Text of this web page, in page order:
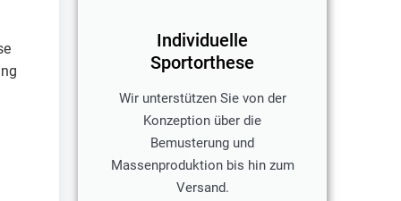
Individuelle
Sportorthese
Wir unterstützen Sie von der
Konzeption über die
Bemusterung und
Massenproduktion bis hin zum
Versand.